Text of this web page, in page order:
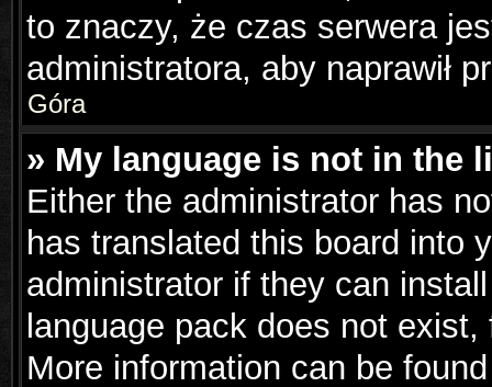
to znaczy, że czas serwera
administratora, aby naprawił
Góra
» My language is not in the
Either the administrator has
has translated this board into
administrator if they can
language pack does not
More information can be